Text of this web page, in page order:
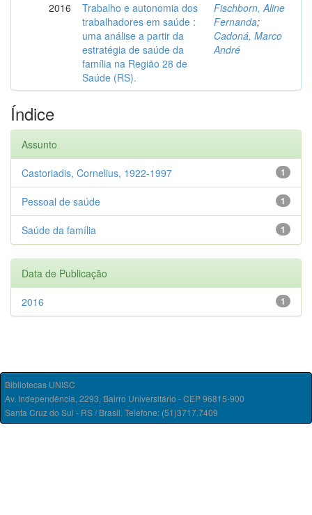
2016
Trabalho e autonomia dos
trabalhadores em saúde :
uma análise a partir da
estratégia de saúde da
família na Região 28 de
Saúde (RS).
Fischborn, Aline
Fernanda;
Cadoná, Marco
André
Índice
Assunto
1
Castoriadis, Cornelius, 1922-1997
1
Pessoal de saúde
1
Saúde da família
Data de Publicação
1
2016
Bibliotecas UNISC
Av. Independência, 2293, Bairro Universitário - CEP 96815-900
Santa Cruz do Sul - RS / Brasil. Telefone: (51)3717.7409